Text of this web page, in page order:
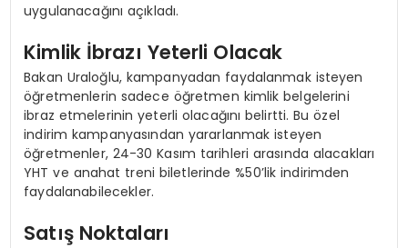
uygulanacağını açıkladı.
Kimlik İbrazı Yeterli Olacak
Bakan Uraloğlu, kampanyadan faydalanmak isteyen
öğretmenlerin sadece öğretmen kimlik belgelerini
ibraz etmelerinin yeterli olacağını belirtti. Bu özel
indirim kampanyasından yararlanmak isteyen
öğretmenler, 24-30 Kasım tarihleri arasında alacakları
YHT ve anahat treni biletlerinde %50’lik indirimden
faydalanabilecekler.
Satış Noktaları